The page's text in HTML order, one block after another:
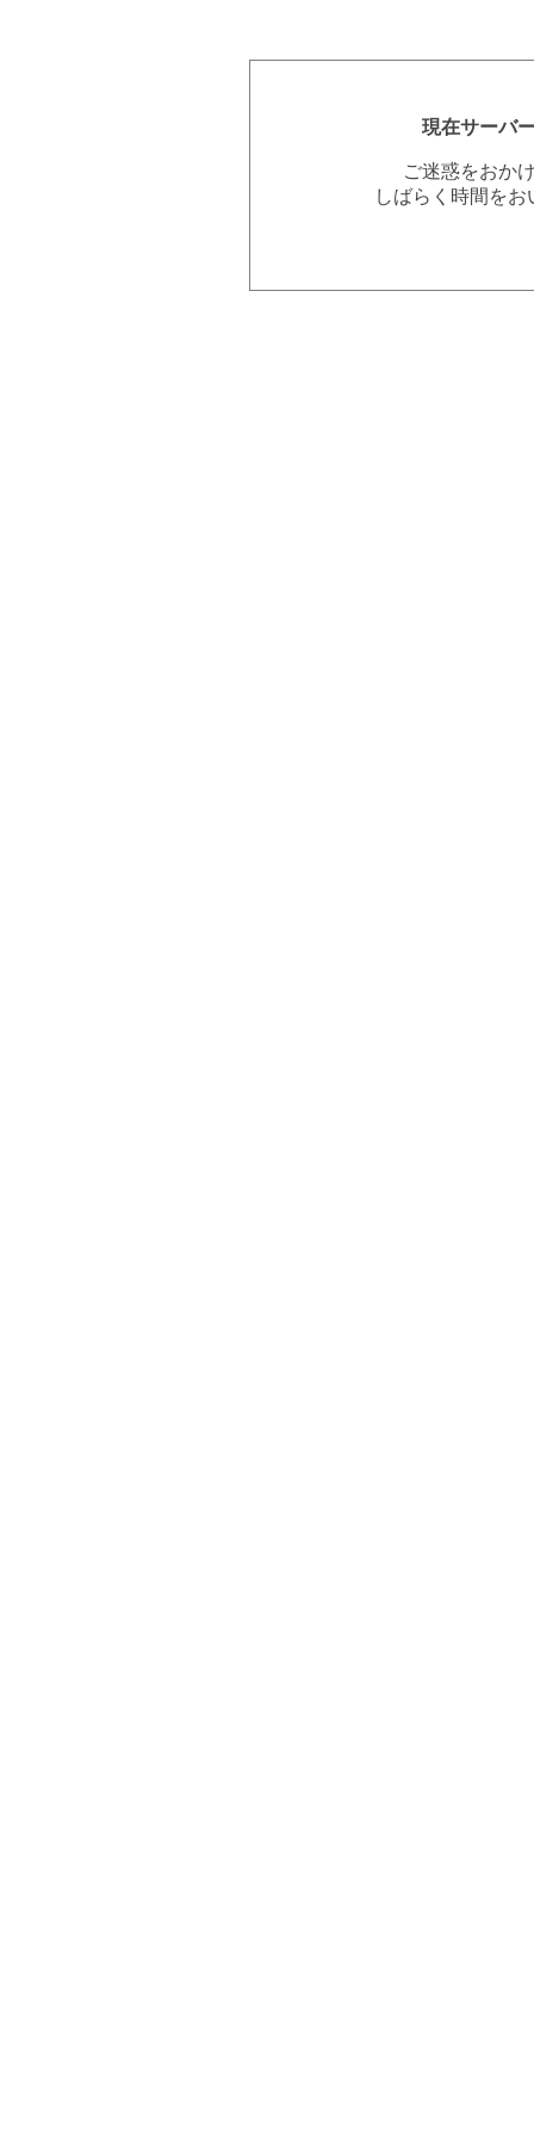
現在サーバ
ご迷惑をおか
しばらく時間を